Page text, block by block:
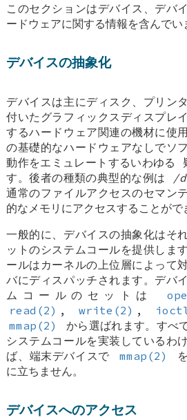
このセクションはデバイス、デバ
ードウェアに関する情報を含んでい
デバイスの抽象化
デバイスは主にディスク、プリン
付いたグラフィックスディスプレ
するハードウェア関連の機材に使
の基礎的なハードウェアなしでソ
動作をエミュレートするいわゆる
す。後者の種類の典型的な例は
/
通常のファイルアクセスのセマン
的なメモリにアクセスすることがで
一般的に、デバイスの抽象化はそ
ットのシステムコールを提供しま
ールはカーネルの上位層によって
バにディスパッチされます。デバ
ムコールのセットは
read(2) , write(2) ,
mmap(2)
から選ばれます。すべ
システムコールを実装しているわ
ば、端末デバイスで
mmap(2)
に立ちません。
デバイスへのアクセス